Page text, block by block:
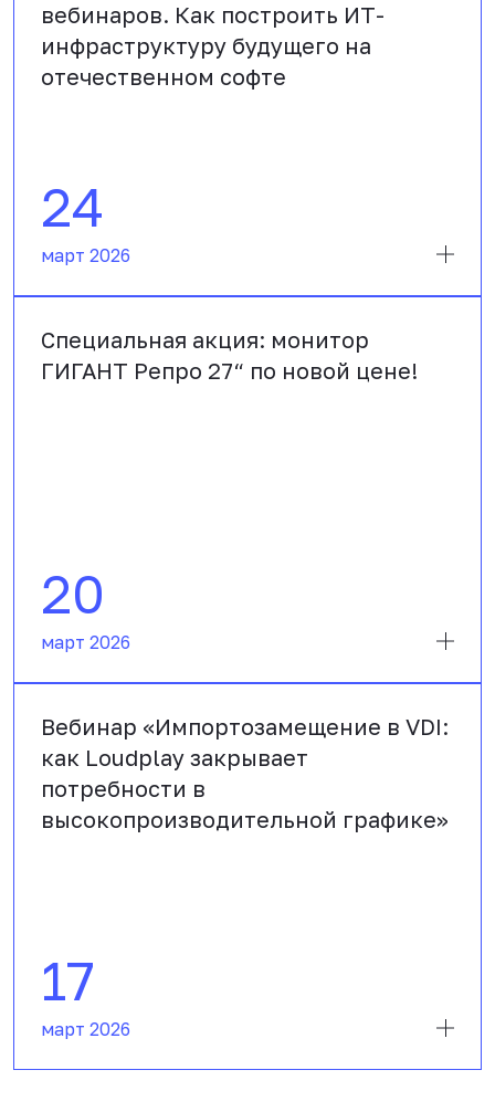
вебинаров. Как построить ИТ-
инфраструктуру будущего на
отечественном софте
24
март 2026
Специальная акция: монитор
ГИГАНТ Репро 27“ по новой цене!
20
март 2026
Вебинар «Импортозамещение в VDI:
как Loudplay закрывает
потребности в
высокопроизводительной графике»
17
март 2026